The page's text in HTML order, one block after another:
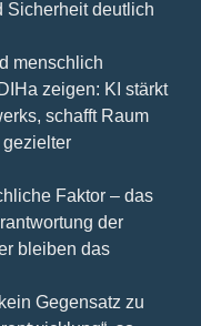
Sicherheit deutlich
menschlich
zeigen: KI stärkt
schafft Raum
gezielter
Faktor – das
der
bleiben das
Gegensatz zu